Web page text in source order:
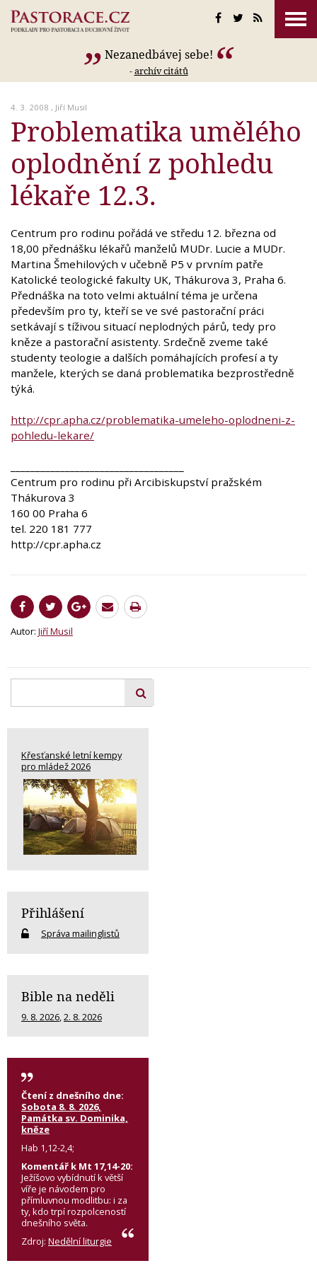
Nezanedbávej sebe!
-archív citátů
4. 3. 2008 , Jiří Musil
Problematika umělého
oplodnění z pohledu
lékaře 12.3.
Centrum pro rodinu pořádá ve středu 12. března od
18,00 přednášku lékařů manželů MUDr. Lucie a MUDr.
Martina Šmehilových v učebně P5 v prvním patře
Katolické teologické fakulty UK, Thákurova 3, Praha 6.
Přednáška na toto velmi aktuální téma je určena
především pro ty, kteří se ve své pastorační práci
setkávají s tíživou situací neplodných párů, tedy pro
kněze a pastorační asistenty. Srdečně zveme také
studenty teologie a dalších pomáhajících profesí a ty
manžele, kterých se daná problematika bezprostředně
týká.
http://cpr.apha.cz/problematika-umeleho-oplodneni-z-
pohledu-lekare/
Centrum pro rodinu při Arcibiskupství pražském
Thákurova 3
160 00 Praha 6
tel. 220 181 777
http://cpr.apha.cz
Autor: Jiří Musil
Křesťanské letní kempy
pro mládež 2026
Přihlášení
Správa mailinglistů
Bible na neděli
9. 8. 2026,2. 8. 2026
Čtení z dnešního dne:
Sobota 8. 8. 2026,
Památka sv. Dominika,
kněze
Hab 1,12-2,4;
Komentář k Mt 17,14-20:
Ježíšovo vybídnutí k větší
víře je návodem pro
přímluvnou modlitbu: i za
ty, kdo trpí rozpolceností
dnešního světa.
Zdroj: Nedělní liturgie